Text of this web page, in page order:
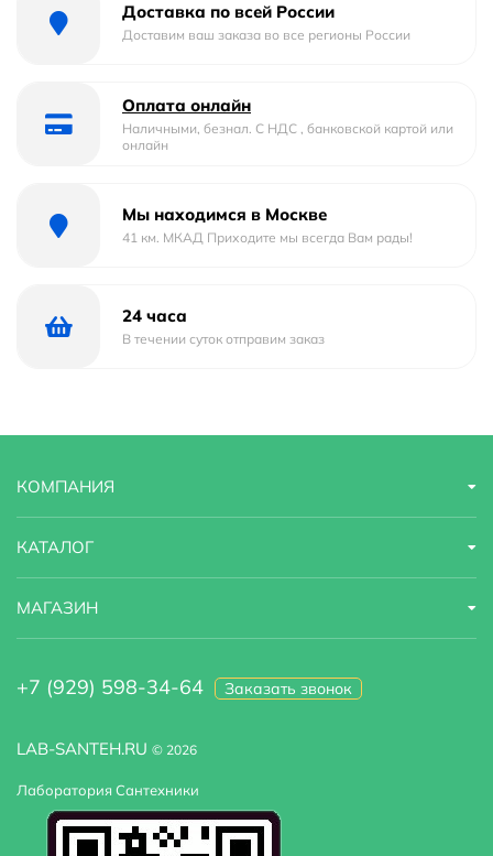
Доставка по всей России
Доставим ваш заказа во все регионы России
Оплата онлайн
Наличными, безнал. С НДС , банковской картой или
онлайн
Мы находимся в Москве
41 км. МКАД Приходите мы всегда Вам рады!
24 часа
В течении суток отправим заказ
LAB-SANTEH.RU © 2026
Лаборатория Сантехники
КОМПАНИЯ
КАТАЛОГ
МАГАЗИН
+7 (929) 598-34-64 Заказать звонок